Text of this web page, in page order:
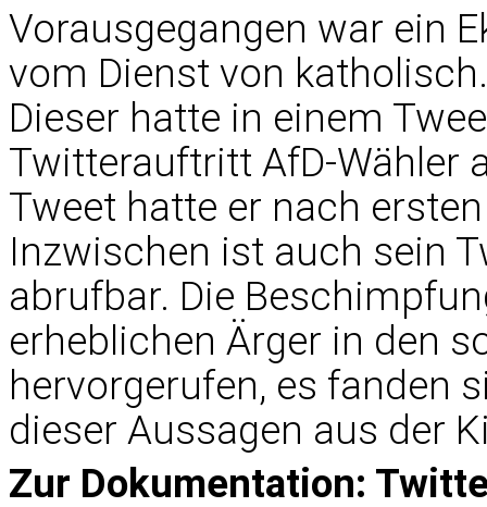
Vorausgegangen war ein
vom Dienst von
Dieser hatte in einem
Twitterauftritt AfD-Wähler
Tweet hatte er nach
Inzwischen ist auch sein
abrufbar. Die
erheblichen Ärger in den
hervorgerufen, es fanden
dieser Aussagen aus der
Zur Dokumentation: